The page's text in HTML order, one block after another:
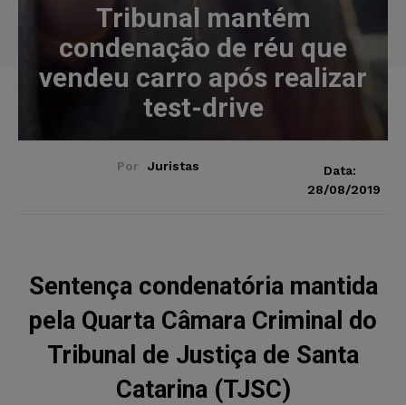
Tribunal mantém
condenação de réu que
vendeu carro após realizar
test-drive
Por Juristas
Data:
28/08/2019
Sentença condenatória mantida
pela Quarta Câmara Criminal do
Tribunal de Justiça de Santa
Catarina (TJSC)